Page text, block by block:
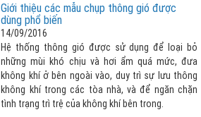
Giới thiệu các mẫu chụp thông gió được
dùng phổ biến
14/09/2016
Hệ thống thông gió được sử dụng để loại bỏ
những mùi khó chịu và hơi ẩm quá mức, đưa
không khí ở bên ngoài vào, duy trì sự lưu thông
không khí trong các tòa nhà, và để ngăn chặn
tình trạng trì trệ của không khí bên trong.